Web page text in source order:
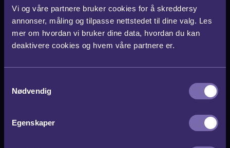
Vi og våre partnere bruker cookies for å skreddersy
annonser, måling og tilpasse nettstedet til dine valg. Les
mer om hvordan vi bruker dine data, hvordan du kan
deaktivere cookies og hvem våre partnere er.
Nødvendig
Egenskaper
Logo/design av egen billett:
Oppstartsgebyr: 600,- pluss 3,- per billett.
pluss 4,- per mottaker.